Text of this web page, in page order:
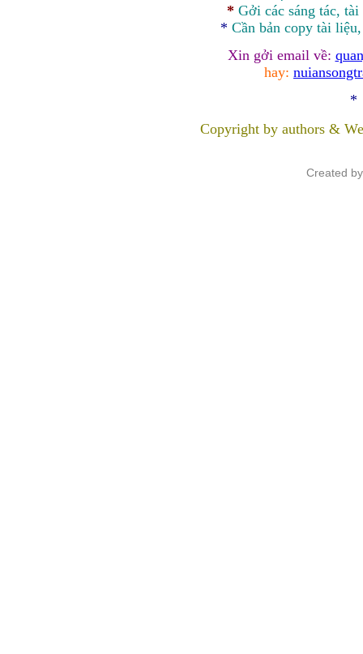
* Gởi các sáng tác,
* Cần bản copy tài
Xin gởi email về:
hay:
*
Copyright by authors &
Created